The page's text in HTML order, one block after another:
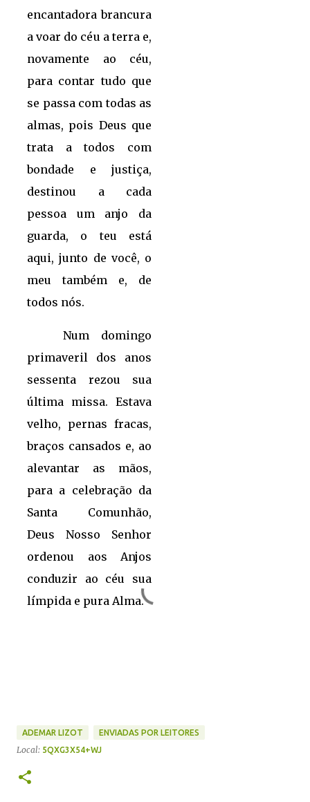
encantadora brancura
a voar do céu a terra e,
novamente ao céu,
para contar tudo que
se passa com todas as
almas, pois Deus que
trata a todos com
bondade e justiça,
destinou a cada
pessoa um anjo da
guarda, o teu está
aqui, junto de você, o
meu também e, de
todos nós.
Num domingo
primaveril dos anos
sessenta rezou sua
última missa. Estava
velho, pernas fracas,
braços cansados e, ao
alevantar as mãos,
para a celebração da
Santa Comunhão,
Deus Nosso Senhor
ordenou aos Anjos
conduzir ao céu sua
límpida e pura Alma.
ADEMAR LIZOT ENVIADAS POR LEITORES
Local: 5QXG3X54+WJ